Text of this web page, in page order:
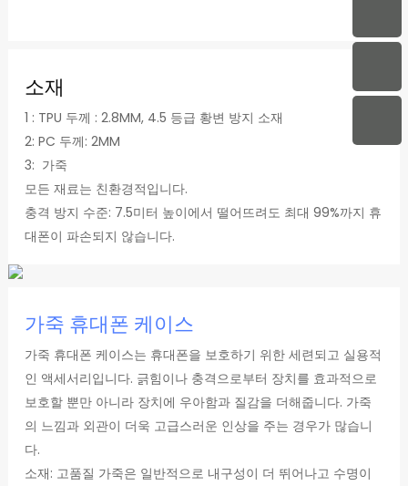
소재
1 : TPU 두께 : 2.8MM, 4.5 등급 황변 방지 소재
2: PC 두께: 2MM
3: 가죽
모든 재료는 친환경적입니다.
충격 방지 수준: 7.5미터 높이에서 떨어뜨려도 최대 99%까지 휴
대폰이 파손되지 않습니다.
가죽 휴대폰 케이스
가죽 휴대폰 케이스는 휴대폰을 보호하기 위한 세련되고 실용적
인 액세서리입니다. 긁힘이나 충격으로부터 장치를 효과적으로
보호할 뿐만 아니라 장치에 우아함과 질감을 더해줍니다. 가죽
의 느낌과 외관이 더욱 고급스러운 인상을 주는 경우가 많습니
다.
소재: 고품질 가죽은 일반적으로 내구성이 더 뛰어나고 수명이